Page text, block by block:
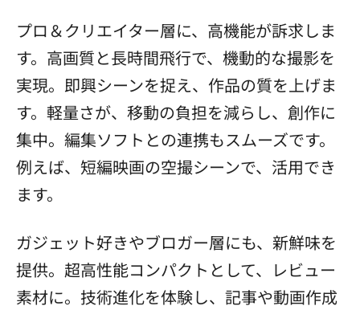
プロ＆クリエイター層に、高機能が訴求しま
す。高画質と長時間飛行で、機動的な撮影を
実現。即興シーンを捉え、作品の質を上げま
す。軽量さが、移動の負担を減らし、創作に
集中。編集ソフトとの連携もスムーズです。
例えば、短編映画の空撮シーンで、活用でき
ます。
ガジェット好きやブロガー層にも、新鮮味を
提供。超高性能コンパクトとして、レビュー
素材に。技術進化を体験し、記事や動画作成